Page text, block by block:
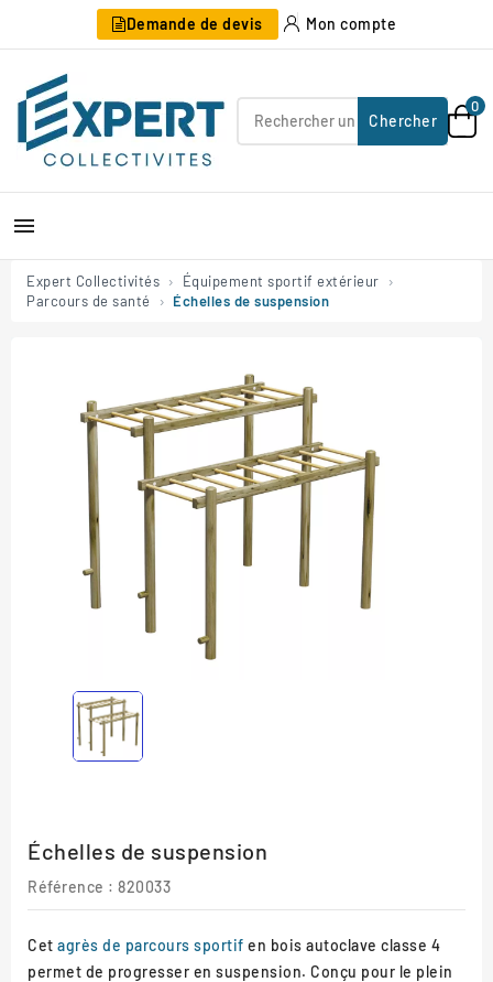
Demande de devis Mon compte
Chercher
0

Expert Collectivités
Équipement sportif extérieur
Parcours de santé
Échelles de suspension
Échelles de suspension
Référence : 820033
Cet agrès de parcours sportif en bois autoclave classe 4
permet de progresser en suspension. Conçu pour le plein